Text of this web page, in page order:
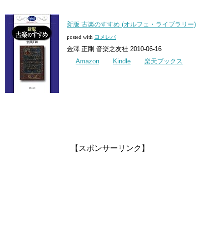
新版 古楽のすすめ (オルフェ・ライブラリー)
posted with ヨメレバ
金澤 正剛 音楽之友社 2010-06-16
Amazon
Kindle 楽天ブックス
【スポンサーリンク】